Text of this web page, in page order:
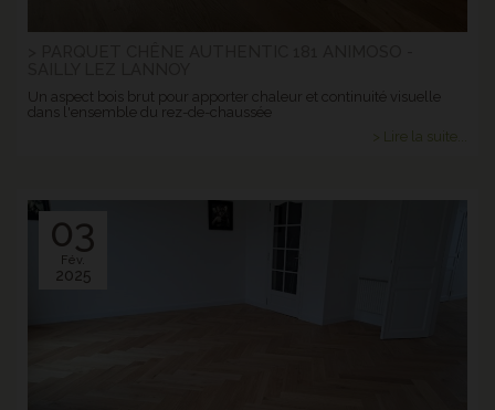
Un aspect bois brut pour apporter chaleur et continuité visuelle
dans l'ensemble du rez-de-chaussée
> Lire la suite...
03
Fév.
2025